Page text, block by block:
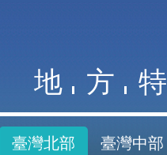
地 方 特
臺灣北部 臺灣中部